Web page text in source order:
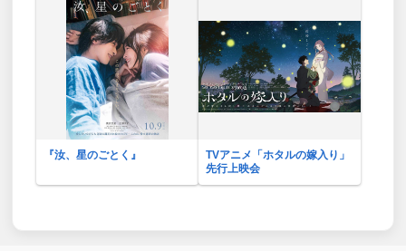
『汝、星のごとく』
TVアニメ「ホタルの嫁入り」
先行上映会